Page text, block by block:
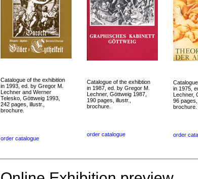
Catalogue of the exhibition
in 1993, ed. by Gregor M.
Lechner and Werner
Telesko, Göttweig 1993,
242 pages, illustr.,
brochure.
order catalogue
Catalogue of the exhibtion
in 1987, ed. by Gregor M.
Lechner, Göttweig 1987,
190 pages, illustr.,
brochure.
order catalogue
in 1975,
Lechner,
96 pages,
brochure.
order